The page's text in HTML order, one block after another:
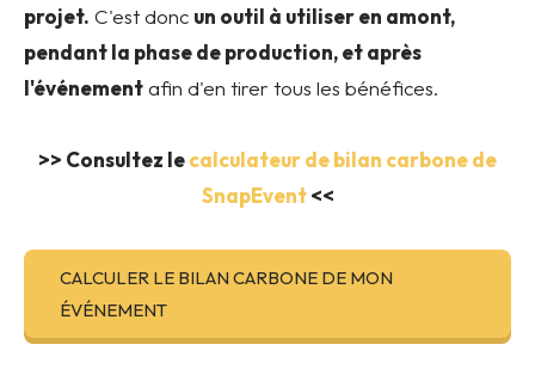
projet. C'est donc un outil à utiliser en amont,
pendant la phase de production, et après
l'événementafin d'en tirer tous les bénéfices.
>> Consultez lecalculateur de bilan carbone de
SnapEvent<<
CALCULER LE BILAN CARBONE DE MON
ÉVÉNEMENT